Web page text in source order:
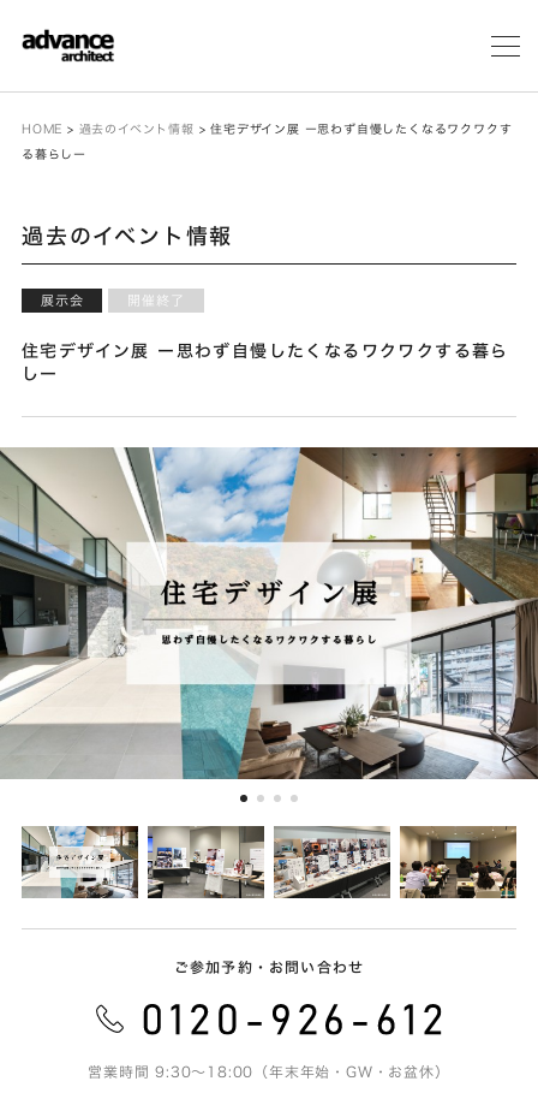
メ
ー
HOME > 過去のイベント情報 >住宅デザイン展 ー思わず自慢したくなるワクワクす
る暮らしー
過去のイベント情報
展示会 開催終了
住宅デザイン展 ー思わず自慢したくなるワクワクする暮ら
しー
ご参加予約・お問い合わせ
営業時間 9:30～18:00（年末年始・GW・お盆休）